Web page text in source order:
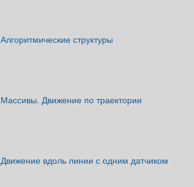
Алгоритмические структуры
Массивы. Движение по траектории
Движение вдоль линии с одним датчиком